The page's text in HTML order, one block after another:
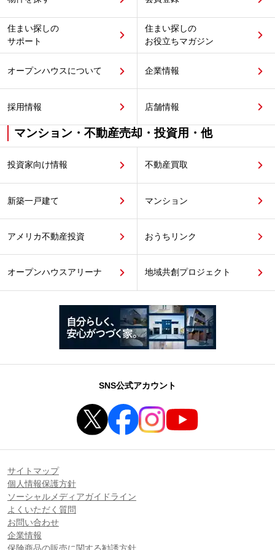
住まい探しの
サポート
住まい探しの
お役立ちマガジン
オープンハウスについて 企業情報
採用情報 店舗情報
マンション・不動産売却・投資用・他
投資家向け情報 不動産買取
新築一戸建て マンション
アメリカ不動産投資 おうちリンク
オープンハウスアリーナ 地域共創プロジェクト
SNS公式アカウント
サイトマップ
個人情報保護方針
ソーシャルメディアガイドライン
よくいただく質問
お問い合わせ
企業情報